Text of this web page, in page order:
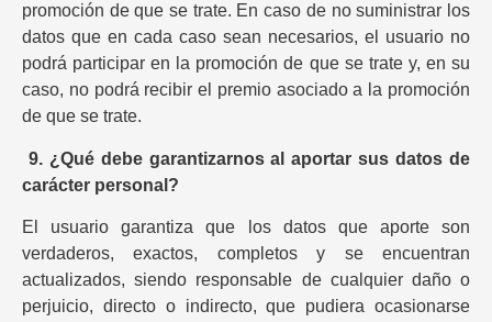
promoción de que se trate. En caso de no suministrar los
datos que en cada caso sean necesarios, el usuario no
podrá participar en la promoción de que se trate y, en su
caso, no podrá recibir el premio asociado a la promoción
de que se trate.
9. ¿Qué debe garantizarnos al aportar sus datos de
carácter personal?
El usuario garantiza que los datos que aporte son
verdaderos, exactos, completos y se encuentran
actualizados, siendo responsable de cualquier daño o
perjuicio, directo o indirecto, que pudiera ocasionarse